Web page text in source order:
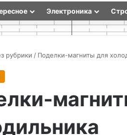
Электроника
рубрики / Поделки-магниты для
фетра
руками: